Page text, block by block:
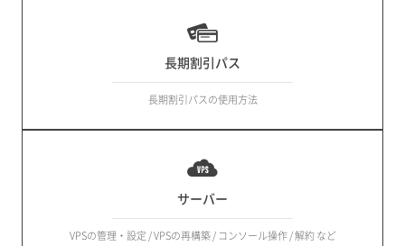
長期割引パス
長期割引パスの使用方法
サーバー
VPSの管理・設定 / VPSの再構築 / コンソール操作 / 解約 など